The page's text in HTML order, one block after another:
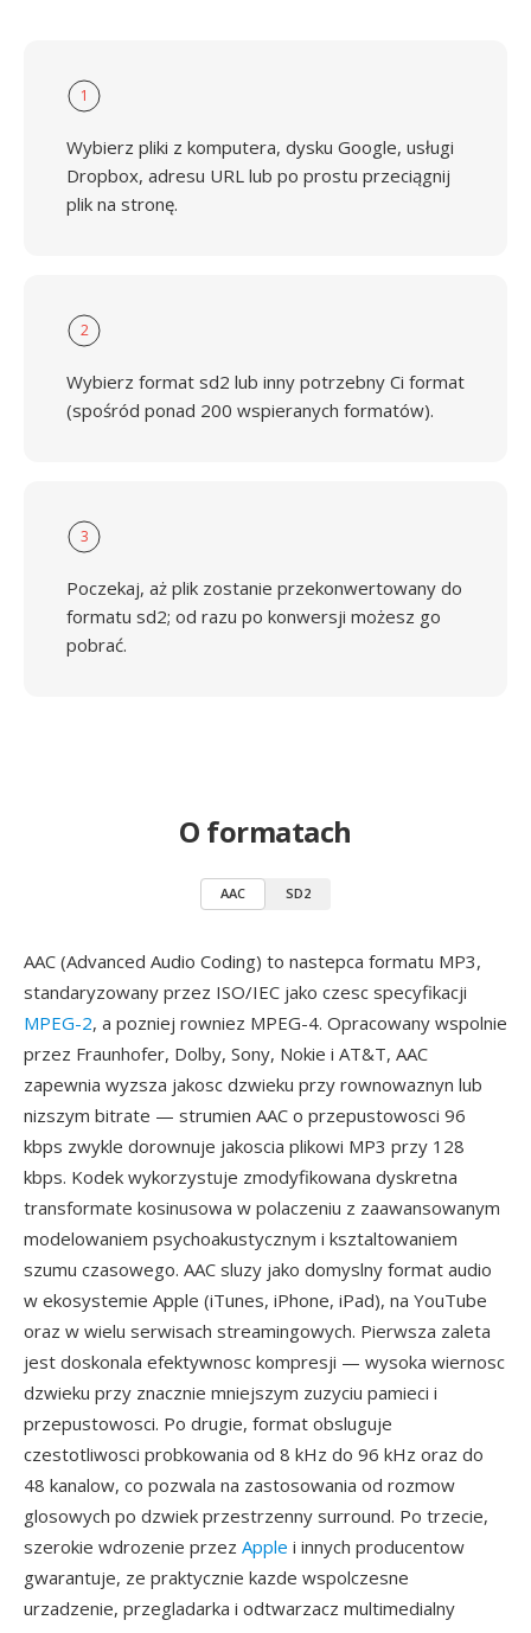
1
Wybierz pliki z komputera, dysku Google, usługi
Dropbox, adresu URL lub po prostu przeciągnij
plik na stronę.
2
Wybierz format sd2 lub inny potrzebny Ci format
(spośród ponad 200 wspieranych formatów).
3
Poczekaj, aż plik zostanie przekonwertowany do
formatu sd2; od razu po konwersji możesz go
pobrać.
O formatach
AAC SD2
AAC (Advanced Audio Coding) to nastepca formatu MP3,
standaryzowany przez ISO/IEC jako czesc specyfikacji
MPEG-2, a pozniej rowniez MPEG-4. Opracowany wspolnie
przez Fraunhofer, Dolby, Sony, Nokie i AT&T, AAC
zapewnia wyzsza jakosc dzwieku przy rownowaznyn lub
nizszym bitrate — strumien AAC o przepustowosci 96
kbps zwykle dorownuje jakoscia plikowi MP3 przy 128
kbps. Kodek wykorzystuje zmodyfikowana dyskretna
transformate kosinusowa w polaczeniu z zaawansowanym
modelowaniem psychoakustycznym i ksztaltowaniem
szumu czasowego. AAC sluzy jako domyslny format audio
w ekosystemie Apple (iTunes, iPhone, iPad), na YouTube
oraz w wielu serwisach streamingowych. Pierwsza zaleta
jest doskonala efektywnosc kompresji — wysoka wiernosc
dzwieku przy znacznie mniejszym zuzyciu pamieci i
przepustowosci. Po drugie, format obsluguje
czestotliwosci probkowania od 8 kHz do 96 kHz oraz do
48 kanalow, co pozwala na zastosowania od rozmow
glosowych po dzwiek przestrzenny surround. Po trzecie,
szerokie wdrozenie przez Apple i innych producentow
gwarantuje, ze praktycznie kazde wspolczesne
urzadzenie, przegladarka i odtwarzacz multimedialny